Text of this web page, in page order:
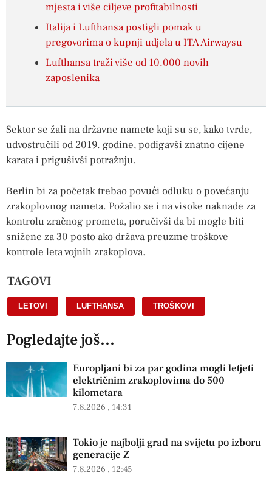
mjesta i više ciljeve profitabilnosti
Italija i Lufthansa postigli pomak u
pregovorima o kupnji udjela u ITA Airwaysu
Lufthansa traži više od 10.000 novih
zaposlenika
Sektor se žali na državne namete koji su se, kako tvrde,
udvostručili od 2019. godine, podigavši znatno cijene
karata i prigušivši potražnju.
Berlin bi za početak trebao povući odluku o povećanju
zrakoplovnog nameta. Požalio se i na visoke naknade za
kontrolu zračnog prometa, poručivši da bi mogle biti
snižene za 30 posto ako država preuzme troškove
kontrole leta vojnih zrakoplova.
TAGOVI
LETOVI LUFTHANSA TROŠKOVI
Pogledajte još...
Europljani bi za par godina mogli letjeti
električnim zrakoplovima do 500
kilometara
7.8.2026 14:31
Tokio je najbolji grad na svijetu po izboru
generacije Z
7.8.2026 12:45